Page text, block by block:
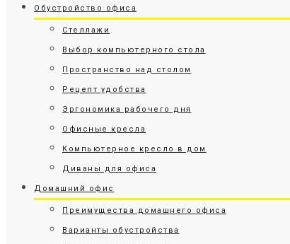
Обустройство офиса
Стеллажи
Выбор компьютерного стола
Пространство над столом
Рецепт удобства
Эргономика рабочего дня
Офисные кресла
Компьютерное кресло в дом
Диваны для офиса
Домашний офис
Преимущества домашнего офиса
Варианты обустройства